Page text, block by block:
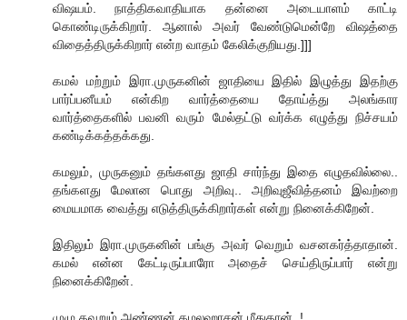
விஷயம். நாத்திகவாதியாக தன்னை அடையாளம் காட்டி
கொண்டிருக்கிறார். ஆனால் அவர் வேண்டுமென்றே விஷத்தை
விதைத்திருக்கிறார் என்ற வாதம் கேலிக்குறியது.]]]
கமல் மற்றும் இரா.முருகனின் ஜாதியை இதில் இழுத்து இதற்கு
பார்ப்பனீயம் என்கிற வார்த்தையை தோய்த்து அலங்கார
வார்த்தைகளில் பவனி வரும் மேல்தட்டு வர்க்க எழுத்து நிச்சயம்
கண்டிக்கத்தக்கது.
கமலும், முருகனும் தங்களது ஜாதி சார்ந்து இதை எழுதவில்லை..
தங்களது மேலான பொது அறிவு.. அறிவுஜீவித்தனம் இவற்றை
மையமாக வைத்து எடுத்திருக்கிறார்கள் என்று நினைக்கிறேன்.
இதிலும் இரா.முருகனின் பங்கு அவர் வெறும் வசனகர்த்தாதான்.
கமல் என்ன கேட்டிருப்பாரோ அதைச் செய்திருப்பார் என்று
நினைக்கிறேன்.